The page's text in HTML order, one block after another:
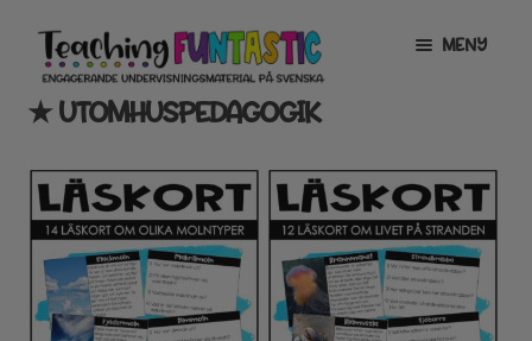
Hoppa
till
navigering
Gå
till
innehåll
MENY
INFO
EXPANDERA
MITT KONTO
GRATISMATERIAL
EXPANDERA
UNDERMENY
BUTIK
★ UTOMHUSPEDAGOGIK